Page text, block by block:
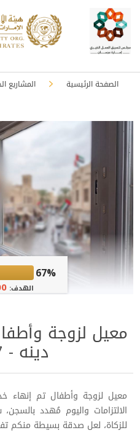
الصفحة الرئيسية المشاريع
67%
الهدف:
معيل لزوجة
دينه - 17537
معيل لزوجة وأطفال تم إنهاء
الالتزامات واليوم مُهدد
للزكاة، لعل صدقة بسيطة منكم